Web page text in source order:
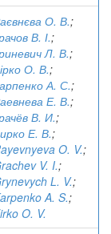
О. В.;
В. І.;
Л. В.;
О. В.;
А. С.;
Е. В.;
В. И.;
Е. В.;
O. V.;
V. I.;
L. V.;
A. S.;
O. V.